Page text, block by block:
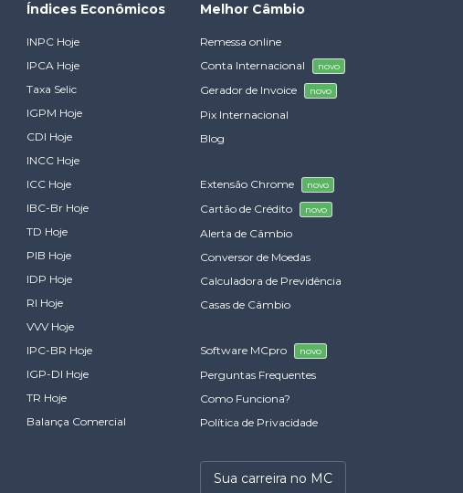
Índices Econômicos
INPC Hoje
IPCA Hoje
Taxa Selic
IGPM Hoje
CDI Hoje
INCC Hoje
ICC Hoje
IBC-Br Hoje
TD Hoje
PIB Hoje
IDP Hoje
RI Hoje
VVV Hoje
IPC-BR Hoje
IGP-DI Hoje
TR Hoje
Balança Comercial
Melhor Câmbio
Remessa online
Conta Internacional
novo
Gerador de Invoice novo
Pix Internacional
Blog
Extensão Chrome novo
Cartão de Crédito novo
Alerta de Câmbio
Conversor de Moedas
Calculadora de Previdência
Casas de Câmbio
Software MCpro novo
Perguntas Frequentes
Como Funciona?
Política de Privacidade
Sua carreira no MC